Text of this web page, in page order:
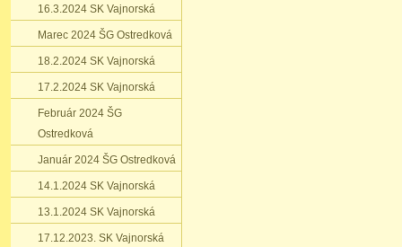
16.3.2024 SK Vajnorská
Marec 2024 ŠG Ostredková
18.2.2024 SK Vajnorská
17.2.2024 SK Vajnorská
Február 2024 ŠG
Ostredková
Január 2024 ŠG Ostredková
14.1.2024 SK Vajnorská
13.1.2024 SK Vajnorská
17.12.2023. SK Vajnorská